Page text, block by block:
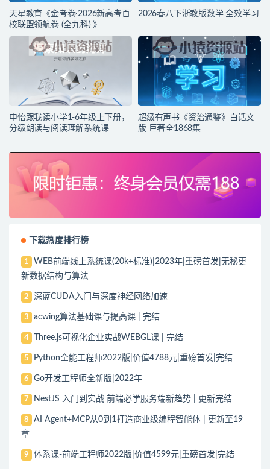
天星教育《金考卷·2026新高考百
校联盟领航卷 (全九科) 》
2026春八下浙教版数学 全效学习
申怡跟我读小学1-6年级上下册，
分级朗读与阅读理解系统课
超级有声书《资治通鉴》白话文
版 巨著全1868集
下载热度排行榜
1
WEB前端线上系统课(20k+标准)|2023年|重磅首发|无秘更
新数据结构与算法
2 深蓝CUDA入门与深度神经网络加速
3 acwing算法基础课与提高课 | 完结
4 Three.js可视化企业实战WEBGL课 | 完结
5 Python全能工程师2022版|价值4788元|重磅首发|完结
6 Go开发工程师全新版|2022年
7 NestJS 入门到实战 前端必学服务端新趋势 | 更新完结
8
AI Agent+MCP从0到1打造商业级编程智能体 | 更新至19
章
9 体系课-前端工程师2022版|价值4599元|重磅首发|完结